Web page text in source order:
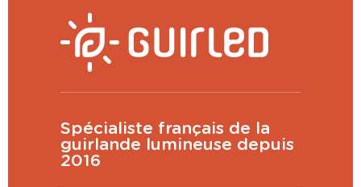
Spécialiste français de la
guirlande lumineuse depuis
2016